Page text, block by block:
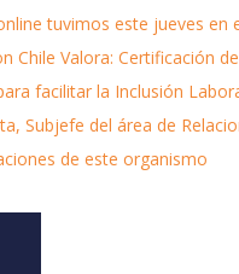
tuvimos este jueves en
Chile Valora: Certificación de
facilitar la Inclusión
Subjefe del área de
de este organismo